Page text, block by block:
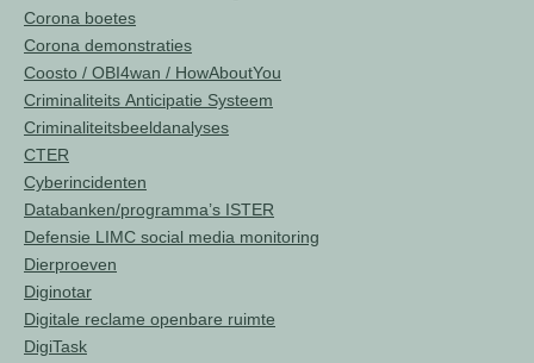
Corona boetes
Corona demonstraties
Coosto / OBI4wan / HowAboutYou
Criminaliteits Anticipatie Systeem
Criminaliteitsbeeldanalyses
CTER
Cyberincidenten
Databanken/programma’s ISTER
Defensie LIMC social media monitoring
Dierproeven
Diginotar
Digitale reclame openbare ruimte
DigiTask